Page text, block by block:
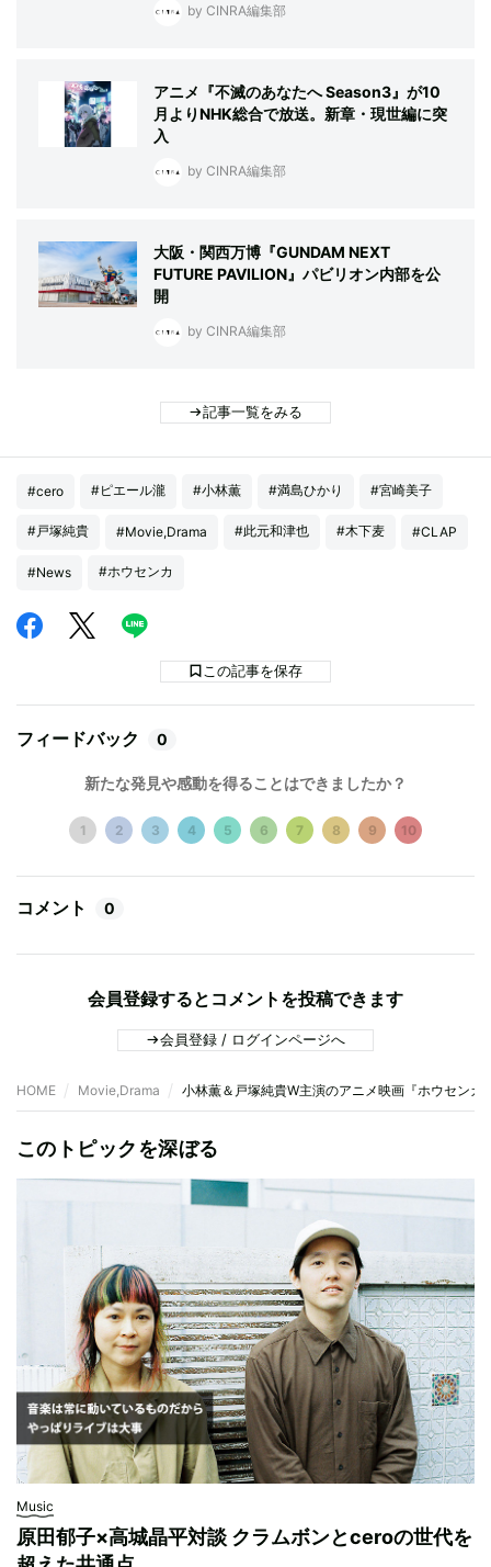
by CINRA編集部
アニメ『不滅のあなたへ Season3』が10
月よりNHK総合で放送。新章・現世編に突
入
by CINRA編集部
大阪・関西万博『GUNDAM NEXT
FUTURE PAVILION』パビリオン内部を公
開
by CINRA編集部
記事一覧をみる
#cero #ピエール瀧 #小林薫 #満島ひかり #宮崎美子
#戸塚純貴 #Movie,Drama #此元和津也 #木下麦 #CLAP
#News #ホウセンカ
この記事を保存
フィードバック 0
新たな発見や感動を得ることはできましたか？
1 2 3 4 5 6 7 8 9 10
コメント 0
会員登録するとコメントを投稿できます
会員登録 / ログインページへ
HOME Movie,Drama 小林薫＆戸塚純貴W主演のアニメ映画『ホウセン
このトピックを深ぼる
Music
原田郁子×高城晶平対談 クラムボンとceroの世代を